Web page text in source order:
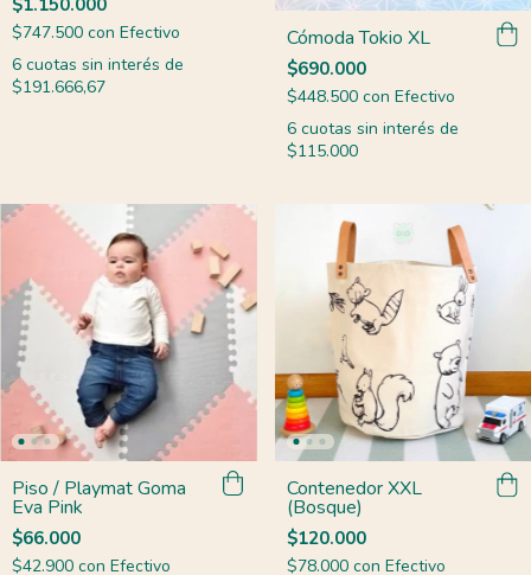
$747.500 con Efectivo
6 cuotas sin interés de
$191.666,67
Cómoda Tokio XL
$690.000
$448.500 con Efectivo
6 cuotas sin interés de
$115.000
Piso / Playmat Goma
Eva Pink
$66.000
$42.900 con Efectivo
Contenedor XXL
(Bosque)
$120.000
$78.000 con Efectivo